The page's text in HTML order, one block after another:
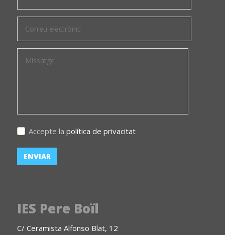
Accepte la política de privacitat
IES Pere Boïl
C/ Ceramista Alfonso Blat, 12